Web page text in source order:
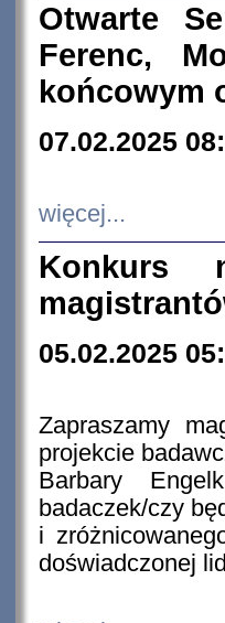
Otwarte
Ferenc,
końcowym
07.02.2025
więcej...
Konkurs
05.02.2025
Zapraszamy
projekcie
Barbary
badaczek/czy
i
doświadczonej